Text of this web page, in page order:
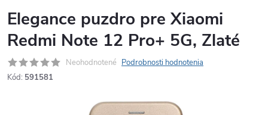
Elegance puzdro pre Xiaomi
Redmi Note 12 Pro+ 5G, Zlaté
Neohodnotené Podrobnosti hodnotenia
Kód: 591581